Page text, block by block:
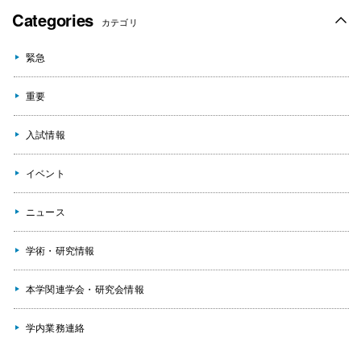
Categories カテゴリ
緊急
重要
入試情報
イベント
ニュース
学術・研究情報
本学関連学会・研究会情報
学内業務連絡